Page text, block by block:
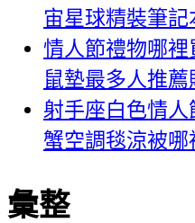
宙星球精裝筆記
情人節禮物哪
鼠墊最多人推薦
射手座白色情
蟹空調毯涼被哪
彙整